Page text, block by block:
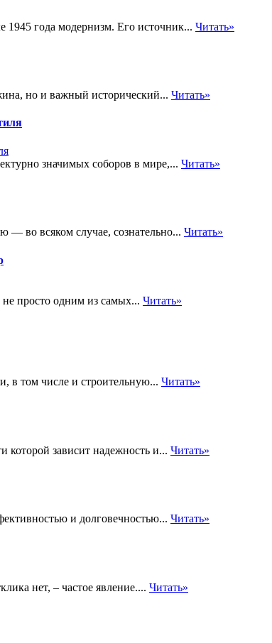
года модернизм. Его источник... Читать»
но и важный исторический... Читать»
значимых соборов в мире,... Читать»
— во всяком случае, сознательно... Читать»
просто одним из самых... Читать»
в том числе и строительную... Читать»
которой зависит надежность и... Читать»
и долговечностью... Читать»
нет, – частое явление.... Читать»